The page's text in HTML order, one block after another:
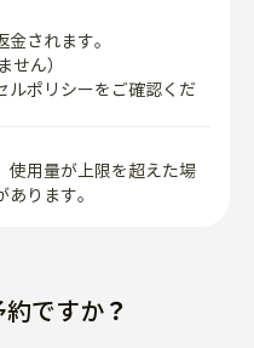
されます。
せん）
ルポリシーをご確認くだ
使用量が上限を超えた場
ります。
ですか？